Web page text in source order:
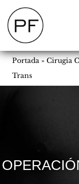
Saltar
contenido
CLÍNICA
SIN CIRUGÍA
VALORACION ONLINE
Portada» Cirugia
Trans